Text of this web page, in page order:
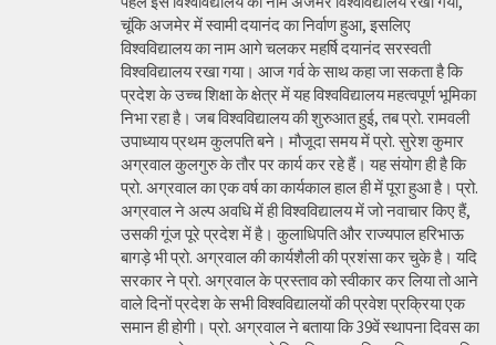
चूंकि अजमेर में स्वामी दयानंद का निर्वाण हुआ, इसलिए
विश्वविद्यालय का नाम आगे चलकर महर्षि दयानंद सरस्वती
विश्वविद्यालय रखा गया। आज गर्व के साथ कहा जा सकता है कि
प्रदेश के उच्च शिक्षा के क्षेत्र में यह विश्वविद्यालय महत्वपूर्ण भूमिका
निभा रहा है। जब विश्वविद्यालय की शुरुआत हुई, तब प्रो. रामवली
उपाध्याय प्रथम कुलपति बने। मौजूदा समय में प्रो. सुरेश कुमार
अग्रवाल कुलगुरु के तौर पर कार्य कर रहे हैं। यह संयोग ही है कि
प्रो. अग्रवाल का एक वर्ष का कार्यकाल हाल ही में पूरा हुआ है। प्रो.
अग्रवाल ने अल्प अवधि में ही विश्वविद्यालय में जो नवाचार किए हैं,
उसकी गूंज पूरे प्रदेश में है। कुलाधिपति और राज्यपाल हरिभाऊ
बागड़े भी प्रो. अग्रवाल की कार्यशैली की प्रशंसा कर चुके है। यदि
सरकार ने प्रो. अग्रवाल के प्रस्ताव को स्वीकार कर लिया तो आने
वाले दिनों प्रदेश के सभी विश्वविद्यालयों की प्रवेश प्रक्रिया एक
समान ही होगी। प्रो. अग्रवाल ने बताया कि 39वें स्थापना दिवस का